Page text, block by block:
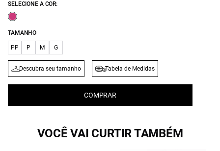
SELECIONE A COR:
TAMANHO
PP P M G
Descubra seu tamanho Tabela de Medidas
COMPRAR
VOCÊ VAI CURTIR TAMBÉM